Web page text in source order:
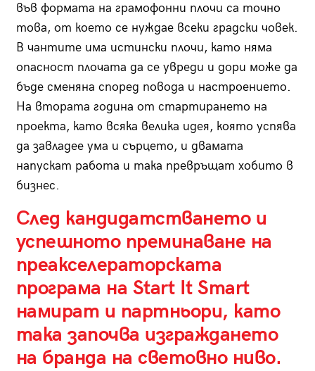
във формата на грамофонни плочи са точно
това, от което се нуждае всеки градски човек.
В чантите има истински плочи, като няма
опасност плочата да се увреди и дори може да
бъде сменяна според повода и настроението.
На втората година от стартирането на
проекта, като всяка велика идея, която успява
да завладее ума и сърцето, и двамата
напускат работа и така превръщат хобито в
бизнес.
След кандидатстването и
успешното преминаване на
преакселераторската
програма на Start It Smart
намират и партньори, като
така започва изграждането
на бранда на световно ниво.